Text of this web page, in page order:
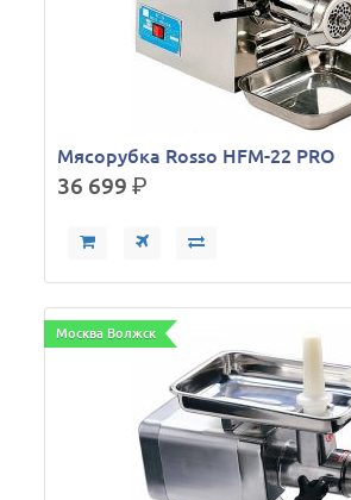
Мясорубка Rosso HFM-22 PRO
36 699р.
Москва Волжск